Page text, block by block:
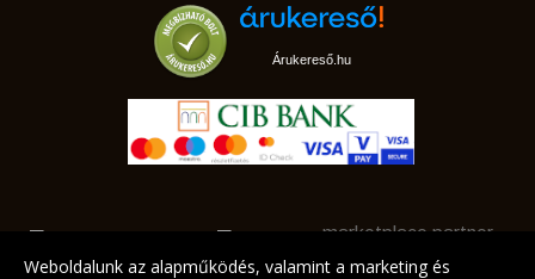
Árukereső.hu
marketplace partner
Weboldalunk az alapműködés, valamint a marketing és